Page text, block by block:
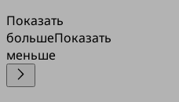
Показать
большеПоказать
меньше